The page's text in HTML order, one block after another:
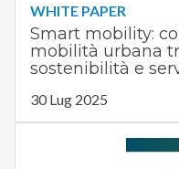
WHITE PAPER
Smart mobility:
mobilità urbana
sostenibilità e
30 Lug 2025